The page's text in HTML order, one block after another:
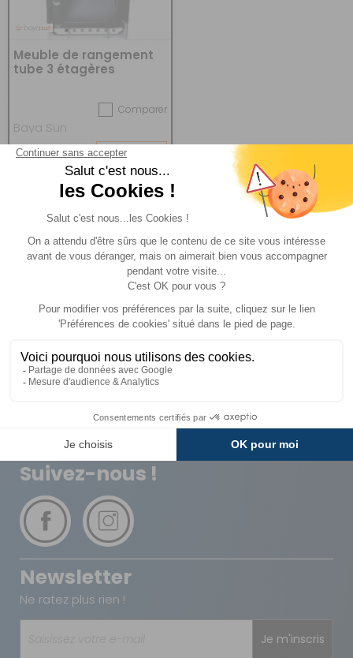
Meuble de rangement
tube 3 étagères
Comparer
Baya Sun
Réf : 697065B DESTOCKAGE
ACHETER 34,90 €
Expédié sous 72h Sécurisés
Carte de fidélité Plusieurs fois
Suivez-nous !
Newsletter
Ne ratez plus rien !
Je m'inscris